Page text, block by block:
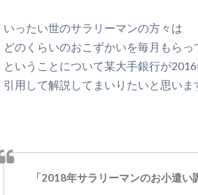
いったい世のサラリーマンの方々は
どのくらいのおこずかいを毎月もらっ
ということについて某大手銀行が
引用して解説してまいりたいと思いま
「2018年サラリーマンのお小遣